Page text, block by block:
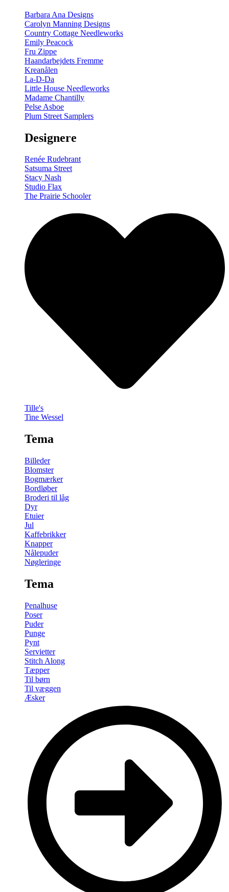
Barbara Ana Designs
Carolyn Manning Designs
Country Cottage Needleworks
Emily Peacock
Fru Zippe
Haandarbejdets Fremme
Kreanålen
La-D-Da
Little House Needleworks
Madame Chantilly
Pelse Asboe
Plum Street Samplers
Designere
Renée Rudebrant
Satsuma Street
Stacy Nash
Studio Flax
The Prairie Schooler
Tille's
Tine Wessel
Tema
Billeder
Blomster
Bogmærker
Bordløber
Broderi til låg
Dyr
Etuier
Jul
Kaffebrikker
Knapper
Nålepuder
Nøgleringe
Tema
Penalhuse
Poser
Puder
Punge
Pynt
Servietter
Stitch Along
Tæpper
Til børn
Til væggen
Æsker